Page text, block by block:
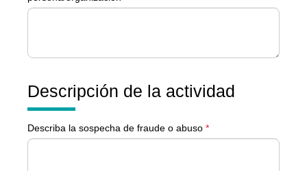
Descripción de la actividad
Describa la sospecha de fraude o abuso *